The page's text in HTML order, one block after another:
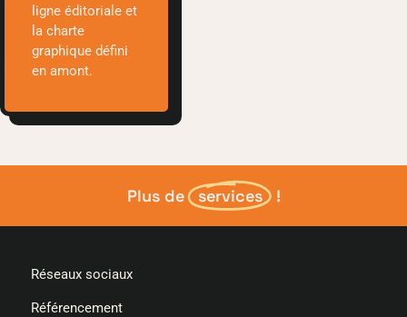
ligne éditoriale et
la charte
graphique défini
en amont.
Plus de services !
Réseaux sociaux
Référencement